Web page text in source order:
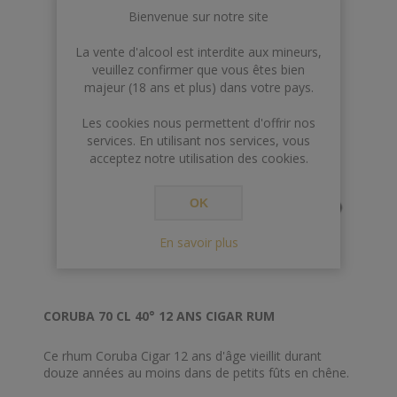
CORUBA 70 CL 40° 12 ANS CIGAR RUM
Ce rhum Coruba Cigar 12 ans d'âge vieillit durant
douze années au moins dans de petits fûts en chêne.
Bienvenue sur notre site
La vente d'alcool est interdite aux mineurs,
veuillez confirmer que vous êtes bien
majeur (18 ans et plus) dans votre pays.
Les cookies nous permettent d'offrir nos
services. En utilisant nos services, vous
acceptez notre utilisation des cookies.
OK
En savoir plus